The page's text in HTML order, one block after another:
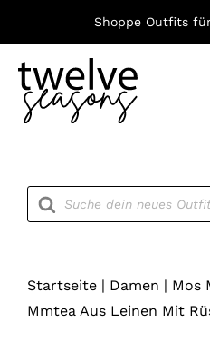
springen
Shoppe Outfits
Products
search
Startseite| Damen | Mos
Mmtea Aus Leinen Mit